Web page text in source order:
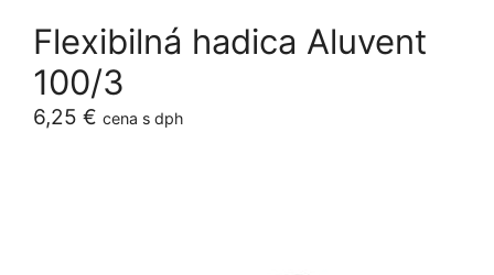
Flexibilná hadica Aluvent
100/3
6,25 € cena s dph